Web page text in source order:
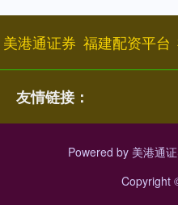
美港通证券 福建配资平台
友情链接：
Powered by 美港通
Copyright